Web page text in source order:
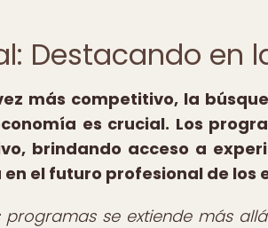
Destacando en
más competitivo, la
es crucial. Los
brindando acceso a
el futuro profesional de los
programas se extiende más